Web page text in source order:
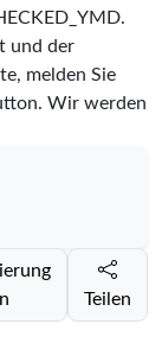
.
und der
melden Sie
Wir werden
Teilen